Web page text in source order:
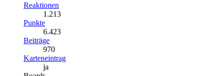
Reaktionen
1.213
Punkte
6.423
Beiträge
970
Karteneintrag
ja